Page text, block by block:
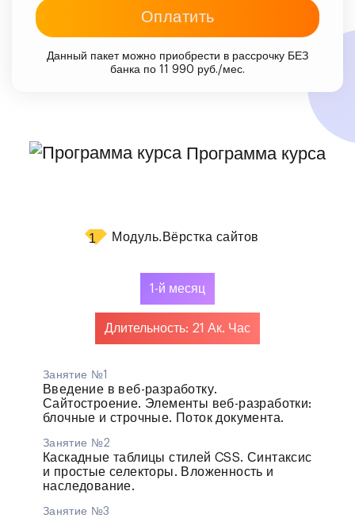
Оплатить
Данный пакет можно приобрести в рассрочку БЕЗ
банка по 11 990 руб./мес.
Программа курса
1 Модуль. Вёрстка сайтов
1-й месяц
Длительность: 21 Ак. Час
Занятие №1
Введение в веб-разработку.
Сайтостроение. Элементы веб-разработки:
блочные и строчные. Поток документа.
Занятие №2
Каскадные таблицы стилей CSS. Синтаксис
и простые селекторы. Вложенность и
наследование.
Занятие №3